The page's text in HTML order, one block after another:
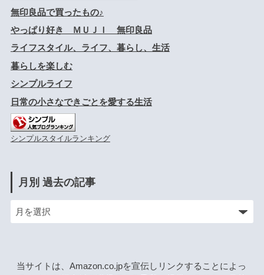
無印良品で買ったもの♪
やっぱり好き ＭＵＪＩ 無印良品
ライフスタイル、ライフ、暮らし、生活
暮らしを楽しむ
シンプルライフ
日常の小さなできごとを愛する生活
シンプルスタイルランキング
月別 過去の記事
当サイトは、Amazon.co.jpを宣伝しリンクすることによっ